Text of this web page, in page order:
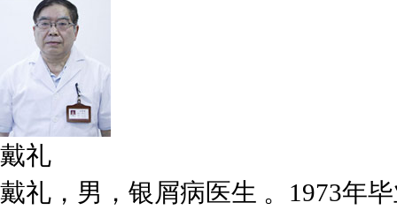
戴礼
戴礼，男，银屑病医生 。1973年